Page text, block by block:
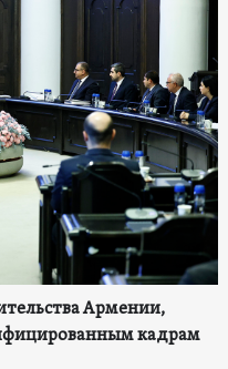
Армении,
кадрам